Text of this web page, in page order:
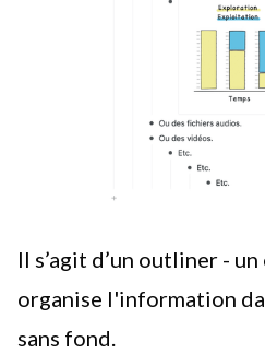
Il s’agit d’un outliner -
organise l'information
sans fond.